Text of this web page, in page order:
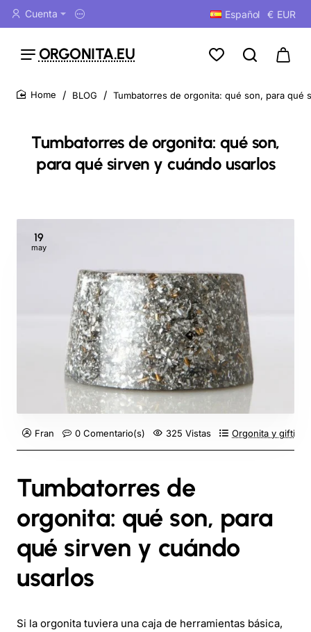
Cuenta Español € EUR
ORGONITA.EU
Tumbatorres de orgonita: qué son,
para qué sirven y cuándo usarlos
BLOG Tumbatorres de orgonita: qué son, para qué
19
may
Fran 0 Comentario(s) 325 Vistas Orgonita y gifting
Tumbatorres de
orgonita: qué son, para
qué sirven y cuándo
usarlos
Si la orgonita tuviera una caja de herramientas básica,